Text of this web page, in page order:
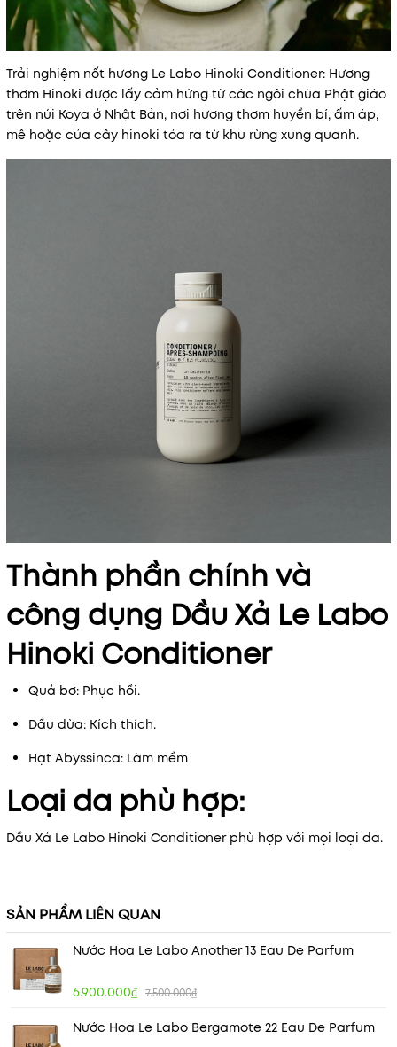
Trải nghiệm nốt hương Le Labo Hinoki Conditioner: Hương
thơm Hinoki được lấy cảm hứng từ các ngôi chùa Phật giáo
trên núi Koya ở Nhật Bản, nơi hương thơm huyền bí, ấm áp,
mê hoặc của cây hinoki tỏa ra từ khu rừng xung quanh.
Thành phần chính và
công dụng Dầu Xả Le Labo
Hinoki Conditioner
Quả bơ: Phục hồi.
Dầu dừa: Kích thích.
Hạt Abyssinca: Làm mềm
Loại da phù hợp:
Dầu Xả Le Labo Hinoki Conditioner phù hợp với mọi loại da.
SẢN PHẨM LIÊN QUAN
Nước Hoa Le Labo Another 13 Eau De Parfum
6.900.000₫ 7.500.000₫
Nước Hoa Le Labo Bergamote 22 Eau De Parfum